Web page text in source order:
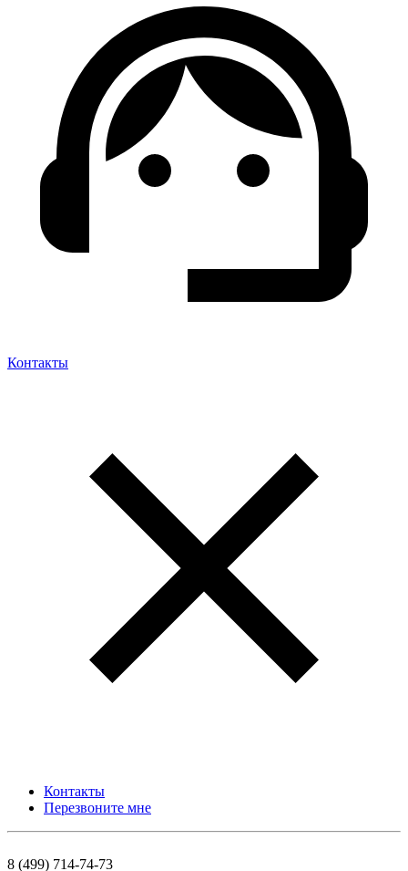
Контакты
Контакты
Перезвоните мне
8 (499) 714-74-73